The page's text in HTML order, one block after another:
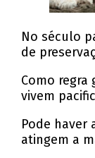
No século
de
Como
vivem
Pode haver
atingem a